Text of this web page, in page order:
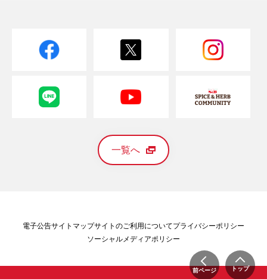
前ページ トップ
一覧へ
電子公告サイトマップサイトのご利用についてプライバシーポリシー
ソーシャルメディアポリシー